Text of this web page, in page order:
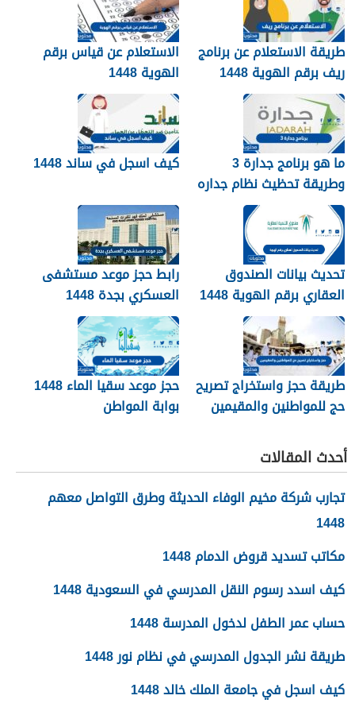
طريقة الاستعلام عن برنامج
ريف برقم الهوية 1448
الاستعلام عن قياس برقم
الهوية 1448
services.qiyas.sa
ما هو برنامج جدارة 3
وطريقة تحظيث نظام جداره
1448
كيف اسجل في ساند 1448
تحديث بيانات الصندوق
العقاري برقم الهوية 1448
الرابط والخطوات
رابط حجز موعد مستشفى
العسكري بجدة 1448
طريقة حجز واستخراج تصريح
حج للمواطنين والمقيمين
حجز موعد سقيا الماء 1448
بوابة المواطن
أحدث المقالات
تجارب شركة مخيم الوفاء الحديثة وطرق التواصل معهم
1448
مكاتب تسديد قروض الدمام 1448
كيف اسدد رسوم النقل المدرسي في السعودية 1448
حساب عمر الطفل لدخول المدرسة 1448
طريقة نشر الجدول المدرسي في نظام نور 1448
كيف اسجل في جامعة الملك خالد 1448